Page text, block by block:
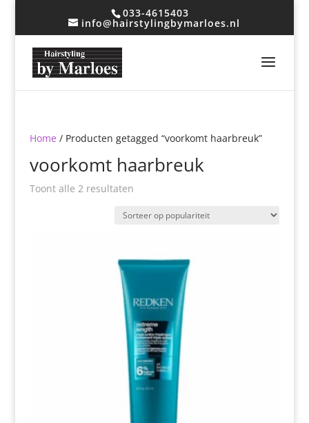
033-4615403
info@hairstylingbymarloes.nl
Home / Producten getagged “voorkomt haarbreuk”
voorkomt haarbreuk
Toont alle 2 resultatenGesorteerd
populariteit